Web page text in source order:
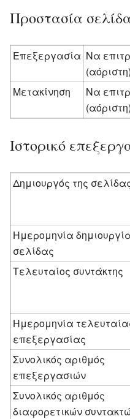
Προστασία
Επεξεργασία Να
(αόριστη)
Μετακίνηση
Να
(αόριστη)
Ιστορικό
Δημιουργός της
Ημερομηνία
σελίδας
Τελευταίος συντάκτης
Ημερομηνία
επεξεργασίας
Συνολικός αριθμός
επεξεργασιών
Συνολικός αριθμός
διαφορετικών